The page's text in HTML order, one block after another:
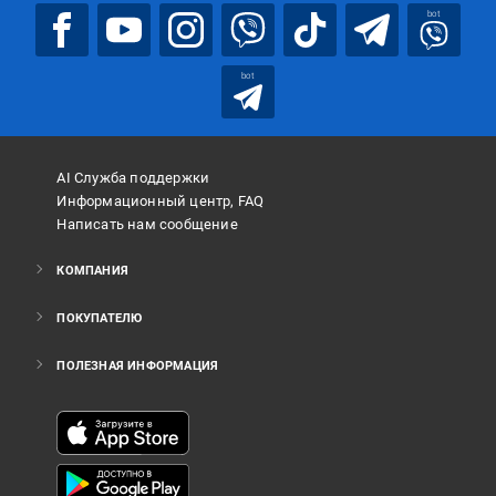
bot
bot
AI Служба поддержки
Информационный центр, FAQ
Написать нам сообщение
КОМПАНИЯ
ПОКУПАТЕЛЮ
ПОЛЕЗНАЯ ИНФОРМАЦИЯ